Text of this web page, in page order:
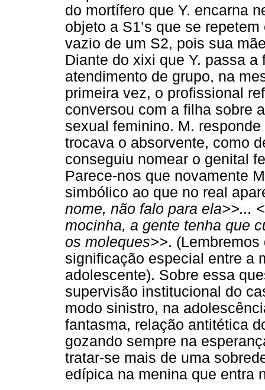
do mortífero que Y. encarna
objeto a S1’s que se
vazio de um S2, pois sua
Diante do xixi que Y. passa
atendimento de grupo, na
primeira vez, o profissional
conversou com a filha sobre
sexual feminino. M.
trocava o absorvente, como
conseguiu nomear o genital
Parece-nos que novamente
simbólico ao que no real
nome, não falo para ela>>...
mocinha, a gente tenha que
os moleques>>.
significação especial entre a
adolescente). Sobre essa
supervisão institucional do
modo sinistro, na
fantasma, relação antitética
gozando sempre na
tratar-se mais de uma
edípica na menina que entra